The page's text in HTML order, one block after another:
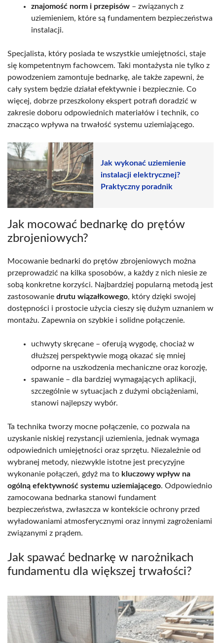
znajomość norm i przepisów – związanych z
uziemieniem, które są fundamentem bezpieczeństwa
instalacji.
Specjalista, który posiada te wszystkie umiejętności, staje
się kompetentnym fachowcem. Taki montażysta nie tylko z
powodzeniem zamontuje bednarkę, ale także zapewni, że
cały system będzie działał efektywnie i bezpiecznie. Co
więcej, dobrze przeszkolony ekspert potrafi doradzić w
zakresie doboru odpowiednich materiałów i technik, co
znacząco wpływa na trwałość systemu uziemiającego.
Jak wykonać uziemienie
instalacji elektrycznej?
Praktyczny poradnik
Jak mocować bednarkę do prętów
zbrojeniowych?
Mocowanie bednarki do prętów zbrojeniowych można
przeprowadzić na kilka sposobów, a każdy z nich niesie ze
sobą konkretne korzyści. Najbardziej popularną metodą jest
zastosowanie drutu wiązałkowego, który dzięki swojej
dostępności i prostocie użycia cieszy się dużym uznaniem w
montażu. Zapewnia on szybkie i solidne połączenie.
uchwyty skręcane – oferują wygodę, chociaż w
dłuższej perspektywie mogą okazać się mniej
odporne na uszkodzenia mechaniczne oraz korozję,
spawanie – dla bardziej wymagających aplikacji,
szczególnie w sytuacjach z dużymi obciążeniami,
stanowi najlepszy wybór.
Ta technika tworzy mocne połączenie, co pozwala na
uzyskanie niskiej rezystancji uziemienia, jednak wymaga
odpowiednich umiejętności oraz sprzętu. Niezależnie od
wybranej metody, niezwykle istotne jest precyzyjne
wykonanie połączeń, gdyż ma to kluczowy wpływ na
ogólną efektywność systemu uziemiającego. Odpowiednio
zamocowana bednarka stanowi fundament
bezpieczeństwa, zwłaszcza w kontekście ochrony przed
wyładowaniami atmosferycznymi oraz innymi zagrożeniami
związanymi z prądem.
Jak spawać bednarkę w narożnikach
fundamentu dla większej trwałości?